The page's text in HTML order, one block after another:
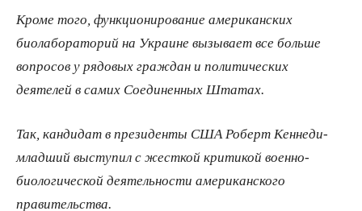
Кроме того, функционирование американских
биолабораторий на Украине вызывает все больше
вопросов у рядовых граждан и политических
деятелей в самих Соединенных Штатах.
Так, кандидат в президенты США Роберт Кеннеди-
младший выступил с жесткой критикой военно-
биологической деятельности американского
правительства.